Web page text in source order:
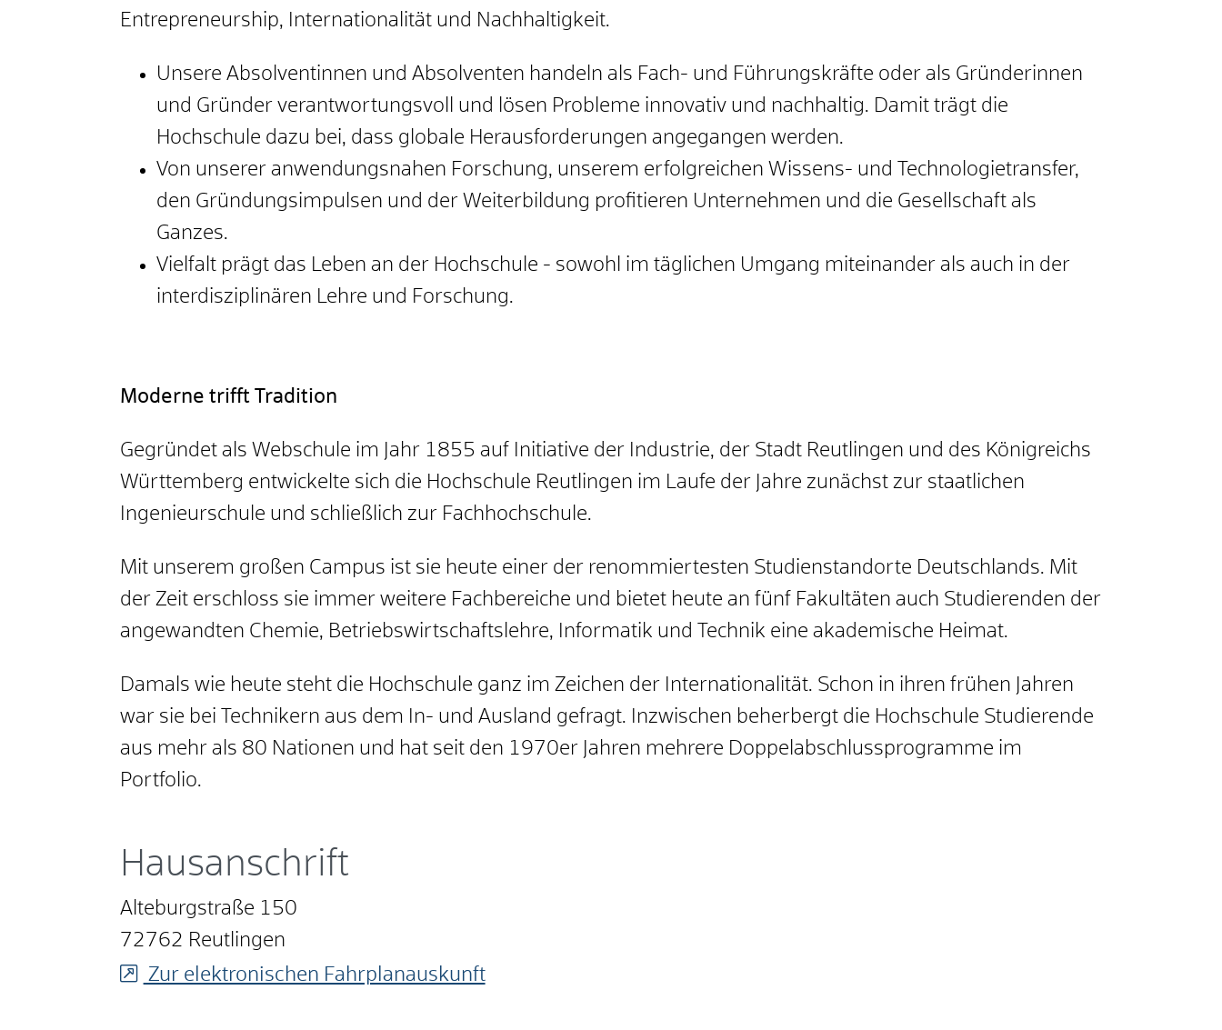
Entrepreneurship, Internationalität und Nachhaltigkeit.
Unsere Absolventinnen und Absolventen handeln als Fach- und Führungskräfte oder als Gründerinnen
und Gründer verantwortungsvoll und lösen Probleme innovativ und nachhaltig. Damit trägt die
Hochschule dazu bei, dass globale Herausforderungen angegangen werden.
Von unserer anwendungsnahen Forschung, unserem erfolgreichen Wissens- und Technologietransfer,
den Gründungsimpulsen und der Weiterbildung profitieren Unternehmen und die Gesellschaft als
Ganzes.
Vielfalt prägt das Leben an der Hochschule - sowohl im täglichen Umgang miteinander als auch in der
interdisziplinären Lehre und Forschung.
Moderne trifft Tradition
Gegründet als Webschule im Jahr 1855 auf Initiative der Industrie, der Stadt Reutlingen und des Königreichs
Württemberg entwickelte sich die Hochschule Reutlingen im Laufe der Jahre zunächst zur staatlichen
Ingenieurschule und schließlich zur Fachhochschule.
Mit unserem großen Campus ist sie heute einer der renommiertesten Studienstandorte Deutschlands. Mit
der Zeit erschloss sie immer weitere Fachbereiche und bietet heute an fünf Fakultäten auch Studierenden der
angewandten Chemie, Betriebswirtschaftslehre, Informatik und Technik eine akademische Heimat.
Damals wie heute steht die Hochschule ganz im Zeichen der Internationalität. Schon in ihren frühen Jahren
war sie bei Technikern aus dem In- und Ausland gefragt. Inzwischen beherbergt die Hochschule Studierende
aus mehr als 80 Nationen und hat seit den 1970er Jahren mehrere Doppelabschlussprogramme im
Portfolio.
Hausanschrift
Alteburgstraße 150
72762 Reutlingen
Zur elektronischen Fahrplanauskunft